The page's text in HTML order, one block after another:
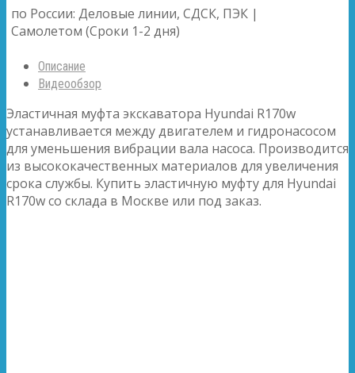
по России: Деловые линии, СДСК, ПЭК |
Самолетом (Сроки 1-2 дня)
Описание
Видеообзор
Эластичная муфта экскаватора Hyundai R170w
устанавливается между двигателем и гидронасосом
для уменьшения вибрации вала насоса. Производится
из высококачественных материалов для увеличения
срока службы. Купить эластичную муфту для Hyundai
R170w со склада в Москве или под заказ.